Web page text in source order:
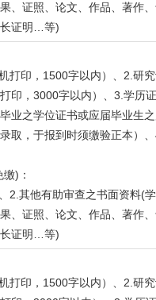
、证照、论文、作品、著作
证明…等)
打印，1500字以内）、2.研
印，3000字以内）、3.学历证
业之学位证书或应届毕业生
取，于报到时须缴验正本）
)：
2.其他有助审查之书面资料(学
、证照、论文、作品、著作
证明…等)
打印，1500字以内）、2.研